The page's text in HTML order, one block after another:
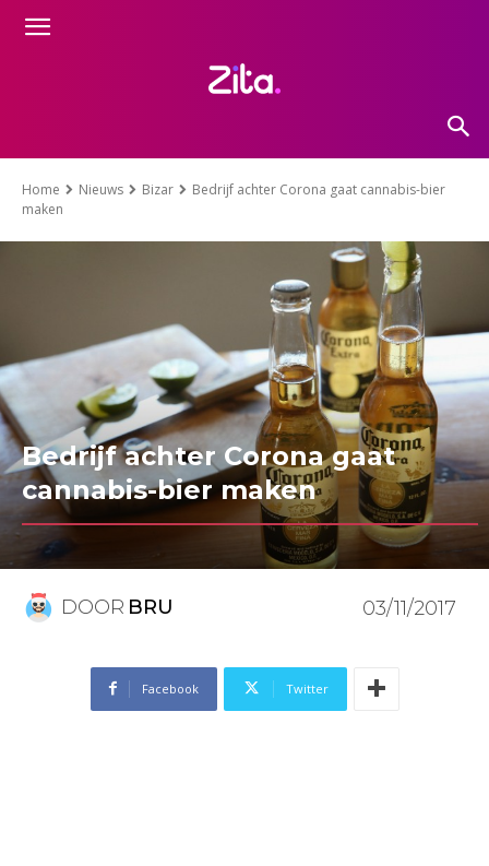
Home Nieuws Bizar
Bedrijf achter Corona gaat cannabis-bier
maken
Bedrijf achter Corona gaat
cannabis-bier maken
DOOR BRU 03/11/2017
Facebook Twitter